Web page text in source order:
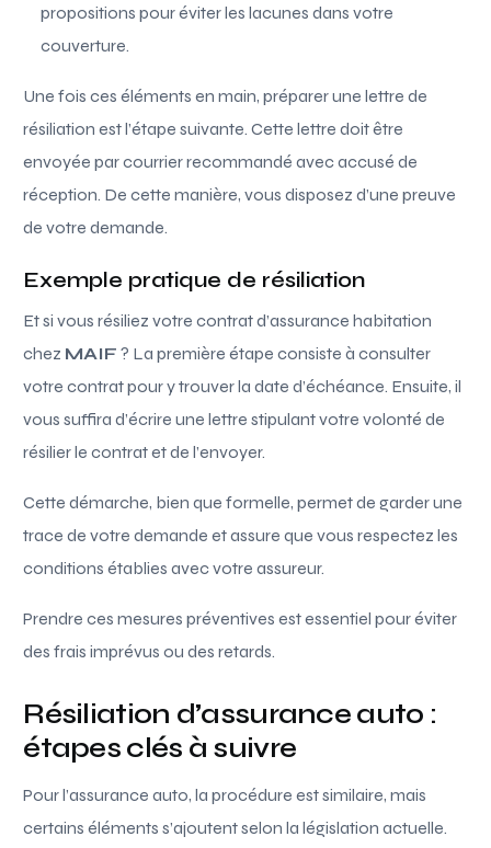
propositions pour éviter les lacunes dans votre
couverture.
Une fois ces éléments en main, préparer une lettre de
résiliation est l’étape suivante. Cette lettre doit être
envoyée par courrier recommandé avec accusé de
réception. De cette manière, vous disposez d’une preuve
de votre demande.
Exemple pratique de résiliation
Et si vous résiliez votre contrat d’assurance habitation
chez MAIF ? La première étape consiste à consulter
votre contrat pour y trouver la date d’échéance. Ensuite, il
vous suffira d’écrire une lettre stipulant votre volonté de
résilier le contrat et de l’envoyer.
Cette démarche, bien que formelle, permet de garder une
trace de votre demande et assure que vous respectez les
conditions établies avec votre assureur.
Prendre ces mesures préventives est essentiel pour éviter
des frais imprévus ou des retards.
Résiliation d’assurance auto :
étapes clés à suivre
Pour l’assurance auto, la procédure est similaire, mais
certains éléments s’ajoutent selon la législation actuelle.